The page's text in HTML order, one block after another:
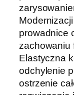
R
g
r
a
t
i
s
prowadnice
zachowaniu
Elastyczna
odchylenie
ostrzenie